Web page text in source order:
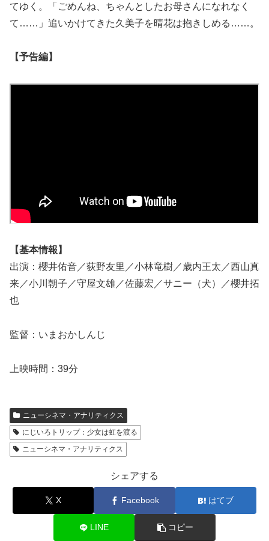
てゆく。「ごめんね、ちゃんとしたお母さんになれなく
て……」追いかけてきた久美子を晴花は抱きしめる……。
【予告編】
【基本情報】
出演：櫻井佑音／荻野友里／小林竜樹／歳内王太／西山真
来／小川朝子／守屋文雄／佐藤宏／サニー（犬）／櫻井拓
也
監督：いまおかしんじ
上映時間：39分
ニューシネマ・アナリティクス
にじいろトリップ：少女は虹を渡る
ニューシネマ・アナリティクス
シェアする
X Facebook はてブ
LINE コピー